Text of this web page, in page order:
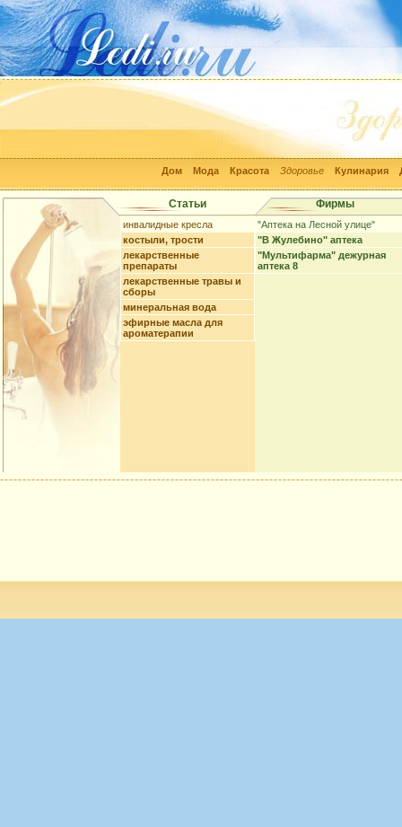
Дом Мода Красота Здоровье Кулинария
Статьи Фирмы
инвалидные кресла
костыли, трости
лекарственные
препараты
лекарственные травы и
сборы
минеральная вода
эфирные масла для
ароматерапии
"Аптека на Лесной улице"
"В Жулебино" аптека
"Мультифарма" дежурная
аптека 8